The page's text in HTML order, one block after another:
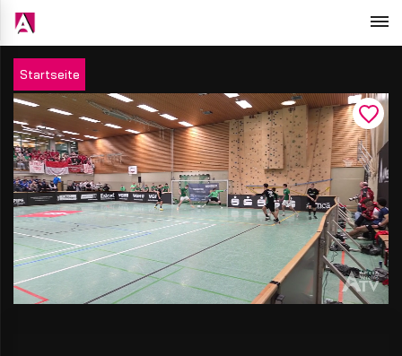
Startseite